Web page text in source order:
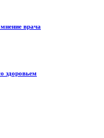
врача
здоровьем